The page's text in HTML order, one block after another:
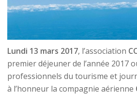
Lundi 13 mars 2017, l’association
premier déjeuner de l’année 2017
professionnels du tourisme et
à l’honneur la compagnie aérienne